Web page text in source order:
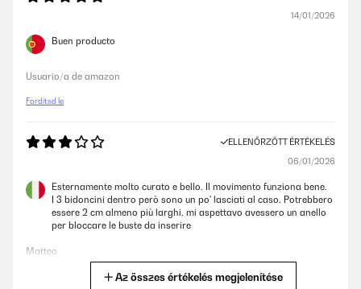
14/01/2026
Buen producto
Usuario/a de amazon
Fordítsd le
ELLENŐRZÖTT ÉRTÉKELÉS
06/01/2026
Esternamente molto curato e bello. Il movimento funziona bene.
I 3 bidoncini dentro però sono un po' lasciati al caso. Potrebbero
essere 2 cm almeno più larghi, mi aspettavo avessero un anello
per bloccare le buste da inserire
Matteo
Az összes értékelés megjelenítése